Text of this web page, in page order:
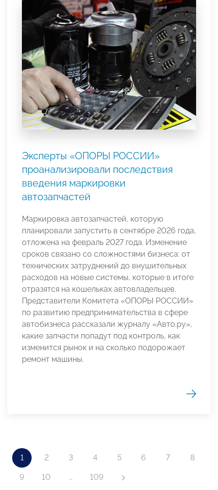
Эксперты «ОПОРЫ РОССИИ»
проанализировали последствия
введения маркировки
автозапчастей
Маркировка автозапчастей, которую
планировали запустить в сентябре 2026 года,
отложена на февраль 2027 года. Изменение
сроков связано со сложностями бизнеса: от
технических затруднений до внушительных
расходов на новые системы, которые в итоге
отразятся на кошельках автовладельцев.
Представители Комитета «ОПОРЫ РОССИИ»
по развитию предпринимательства в сфере
автобизнеса рассказали журналу «Авто.ру»,
какие запчасти попадут под контроль, как
изменится рынок и на сколько подорожает
ремонт машины.
1 2 3 4 5 6 7 8
9 10 … 109